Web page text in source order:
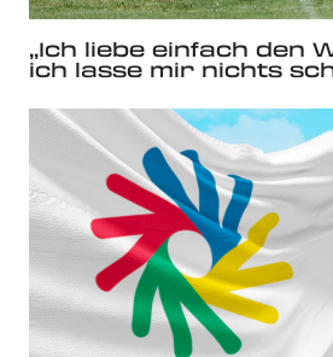
„Ich liebe einfach den
ich lasse mir nichts